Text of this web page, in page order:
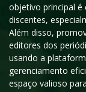
objetivo principal é
discentes,
Além disso,
editores dos
usando a
gerenciamento
espaço valioso